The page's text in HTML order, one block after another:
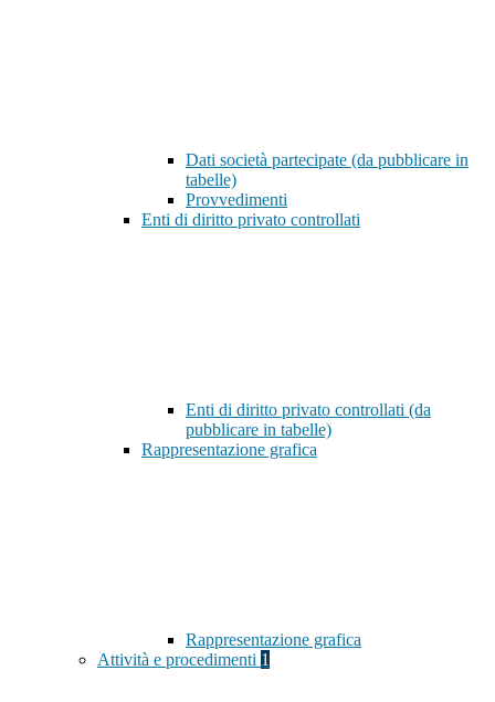
Dati società partecipate (da pubblicare in
tabelle)
Provvedimenti
Enti di diritto privato controllati
Enti di diritto privato controllati (da
pubblicare in tabelle)
Rappresentazione grafica
Rappresentazione grafica
Attività e procedimenti 1